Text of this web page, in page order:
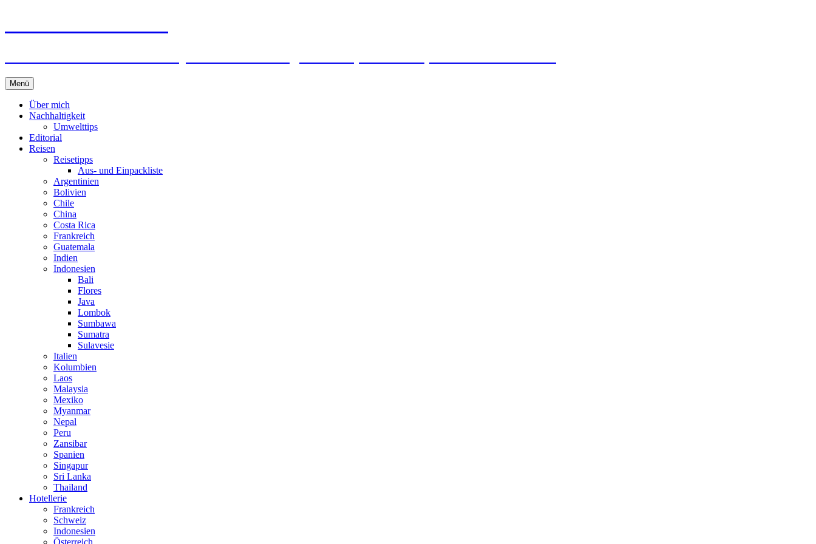
Menü Springe
zum
Inhalt
Über mich
Nachhaltigkeit
Umwelttips
Editorial
Reisen
Reisetipps
Aus- und Einpackliste
Argentinien
Bolivien
Chile
China
Costa Rica
Frankreich
Guatemala
Indien
Indonesien
Bali
Flores
Java
Lombok
Sumbawa
Sumatra
Sulavesie
Italien
Kolumbien
Laos
Malaysia
Mexiko
Myanmar
Nepal
Peru
Zansibar
Spanien
Singapur
Sri Lanka
Thailand
Hotellerie
Frankreich
Schweiz
Indonesien
Österreich